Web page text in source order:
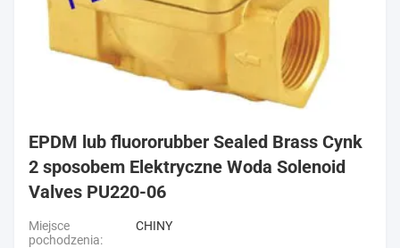
EPDM lub fluororubber Sealed Brass Cynk
2 sposobem Elektryczne Woda Solenoid
Valves PU220-06
Miejsce
pochodzenia:
CHINY